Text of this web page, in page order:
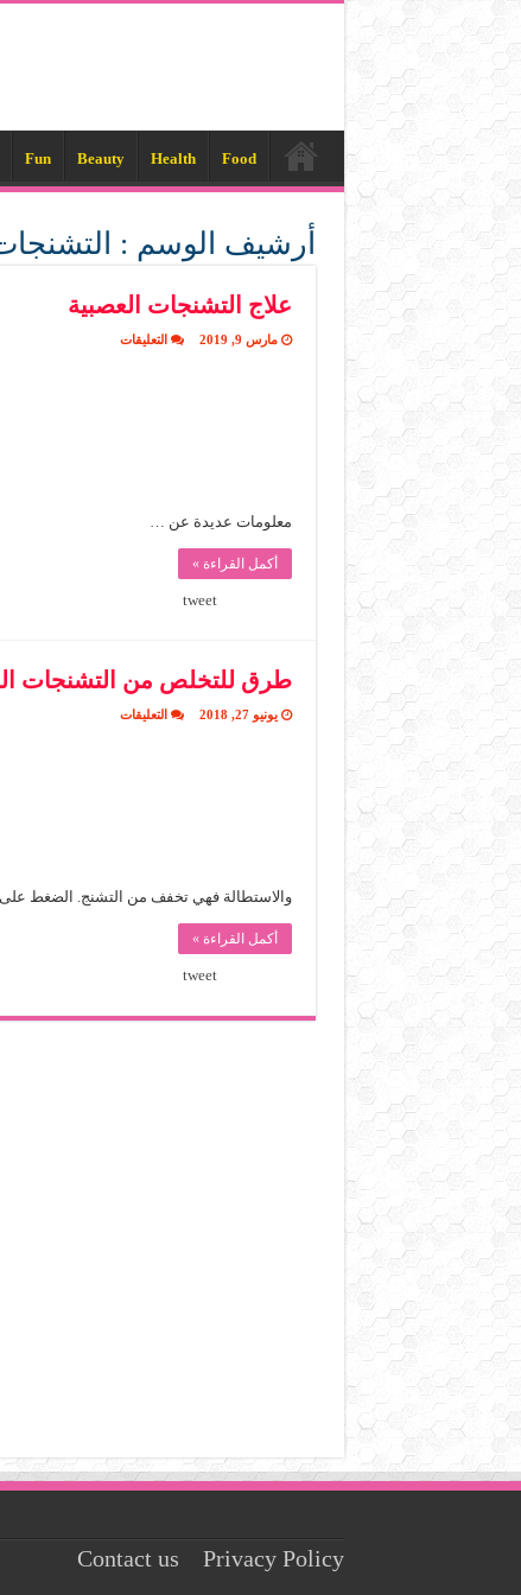
Food
Health
Beauty
Fun
أرشيف الوسم :
علاج التشنجات العصبية
مارس 9, 2019 التعليقات
معلومات عديدة عن …
أكمل القراءة »
tweet
طرق للتخلص من التشنجات
يونيو 27, 2018 التعليقات
والاستطالة فهي تخفف من التشنج. الضغط
أكمل القراءة »
tweet
Contact us Privacy Policy